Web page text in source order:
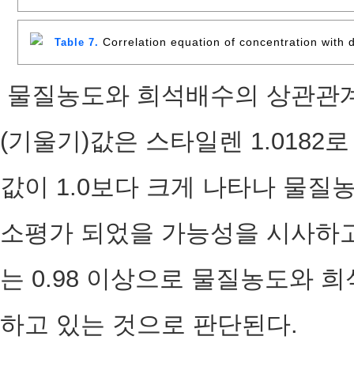
Table 7. Correlation equation of concentration with
물질농도와 희석배수의 상관관
(기울기)값은 스타일렌 1.0182
값이 1.0보다 크게 나타나 물질
소평가 되었을 가능성을 시사하
는 0.98 이상으로 물질농도와
하고 있는 것으로 판단된다.